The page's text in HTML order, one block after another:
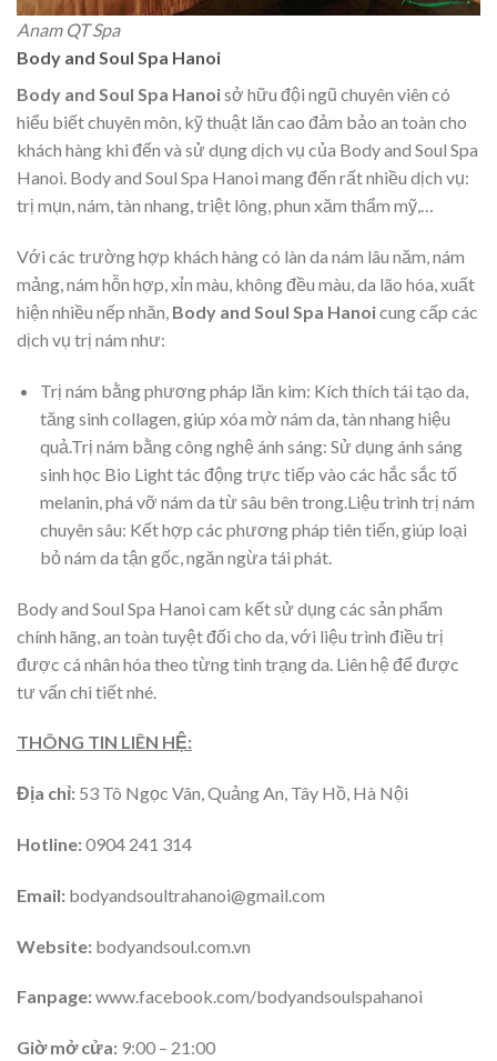
Anam QT Spa
Body and Soul Spa Hanoi
Body and Soul Spa Hanoisở hữu đội ngũ chuyên viên có
hiểu biết chuyên môn, kỹ thuật lăn cao đảm bảo an toàn cho
khách hàng khi đến và sử dụng dịch vụ của Body and Soul Spa
Hanoi. Body and Soul Spa Hanoi mang đến rất nhiều dịch vụ:
trị mụn, nám, tàn nhang, triệt lông, phun xăm thẩm mỹ,…
Với các trường hợp khách hàng có làn da nám lâu năm, nám
mảng, nám hỗn hợp, xỉn màu, không đều màu, da lão hóa, xuất
hiện nhiều nếp nhăn, Body and Soul Spa Hanoicung cấp các
dịch vụ trị nám như:
Trị nám bằng phương pháp lăn kim: Kích thích tái tạo da,
tăng sinh collagen, giúp xóa mờ nám da, tàn nhang hiệu
quả.Trị nám bằng công nghệ ánh sáng: Sử dụng ánh sáng
sinh học Bio Light tác động trực tiếp vào các hắc sắc tố
melanin, phá vỡ nám da từ sâu bên trong.Liệu trình trị nám
chuyên sâu: Kết hợp các phương pháp tiên tiến, giúp loại
bỏ nám da tận gốc, ngăn ngừa tái phát.
Body and Soul Spa Hanoi cam kết sử dụng các sản phẩm
chính hãng, an toàn tuyệt đối cho da, với liệu trình điều trị
được cá nhân hóa theo từng tình trạng da. Liên hệ để được
tư vấn chi tiết nhé.
THÔNG TIN LIÊN HỆ:
Địa chỉ: 53 Tô Ngọc Vân, Quảng An, Tây Hồ, Hà Nội
Hotline:0904 241 314
Email: bodyandsoultrahanoi@gmail.com
Website: bodyandsoul.com.vn
Fanpage:www.facebook.com/bodyandsoulspahanoi
Giờ mở cửa: 9:00 – 21:00